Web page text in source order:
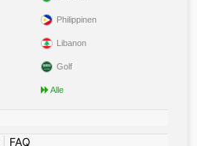
Philippinen
Libanon
Golf
Alle
FAQ